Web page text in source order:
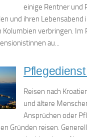
einige Rentner und
und ihren Lebensabend
Kolumbien verbringen. Im
au...
Reisen nach
und ältere
Ansprüchen oder
Gründen reisen.